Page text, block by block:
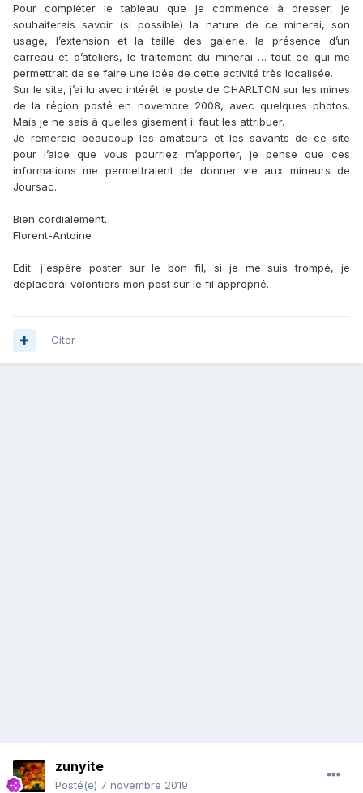
Pour compléter le tableau que je commence à dresser, je
souhaiterais savoir (si possible) la nature de ce minerai, son
usage, l’extension et la taille des galerie, la présence d’un
carreau et d’ateliers, le traitement du minerai … tout ce qui me
permettrait de se faire une idée de cette activité très localisée.
Sur le site, j’ai lu avec intérêt le poste de CHARLTON sur les mines
de la région posté en novembre 2008, avec quelques photos.
Mais je ne sais à quelles gisement il faut les attribuer.
Je remercie beaucoup les amateurs et les savants de ce site
pour l’aide que vous pourriez m’apporter, je pense que ces
informations me permettraient de donner vie aux mineurs de
Joursac.
Bien cordialement.
Florent-Antoine
Edit: j'espère poster sur le bon fil, si je me suis trompé, je
déplacerai volontiers mon post sur le fil approprié.
Citer
zunyite
Posté(e) 7 novembre 2019